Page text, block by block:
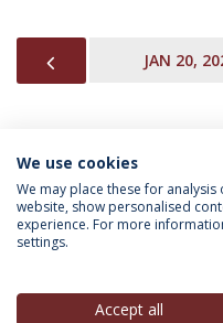
PREVIOUSJAN 20,
INFORMAÇÃO PARA
We use cookies
We may place these for
website, show personalised
experience. For more
settings.
Accept all